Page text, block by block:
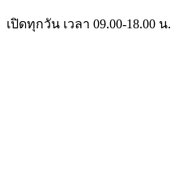
เปิดทุกวัน เวลา 09.00-18.00 น.